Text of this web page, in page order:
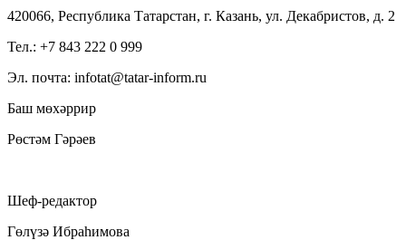
420066, Республика Татарстан, г. Казань, ул. Декабристов, д. 2
Тел.: +7 843 222 0 999
Эл. почта: infotat@tatar-inform.ru
Баш мөхәррир
Рөстәм Гәрәев
Шеф-редактор
Гөлүзә Ибраһимова